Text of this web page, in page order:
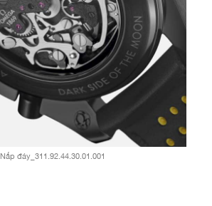
Nắp đáy_311.92.44.30.01.001